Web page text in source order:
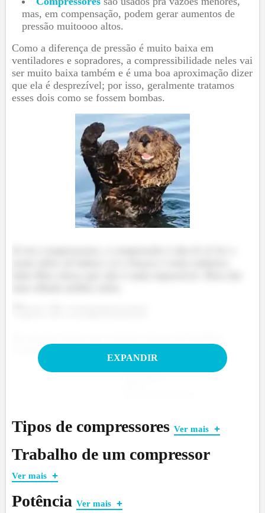
mas, em compensação, podem gerar aumentos de
pressão muitoooo altos.
Como a diferença de pressão é muito baixa em
ventiladores e sopradores, a compressibilidade neles vai
ser muito baixa também e é uma boa aproximação dizer
que ela é desprezível; por isso, geralmente tratamos
esses dois como se fossem bombas.
existem duas classes de compressores:
EXPANDIR
Tipos de compressores Ver mais
Trabalho de um compressor
Ver mais
Potência Ver mais